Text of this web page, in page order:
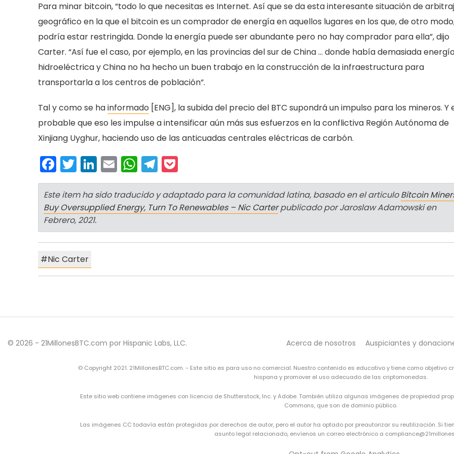
Para minar bitcoin, “todo lo que necesitas es Internet. Así que se da esta interesante situación de
geográfico en la que el bitcoin es un comprador de energía en aquellos lugares en los que, de otro
podría estar restringida. Donde la energía puede ser abundante pero no hay comprador para ella”, dijo
Carter. “Así fue el caso, por ejemplo, en las provincias del sur de China … donde había demasiada
hidroeléctrica y China no ha hecho un buen trabajo en la construcción de la infraestructura para
transportarla a los centros de población”.
Tal y como se hainformado [ENG], la subida del precio del BTC supondrá un impulso para los mineros. Y
probable que eso les impulse a intensificar aún más sus esfuerzos en la conflictiva Región Autónoma de
Xinjiang Uyghur, haciendo uso de las anticuadas centrales eléctricas de carbón.
Facebook
Twitter
LinkedIn
EmailWhatsApp
Telegram
Este item ha sido traducido y adaptado para la comunidad latina, basado en el articuloBitcoin
Buy Oversupplied Energy, Turn To Renewables – Nic Carterpublicado por Jaroslaw Adamowski en
Febrero, 2021.
Nic Carter
© 2026 - 21MillonesBTC.com por Hispanic Labs, LLC. Acerca de nosotros Auspiciantes y
© Copyright 2021. 21MillonesBTC.com. - Este sitio es para uso no comercial. Nuestro contenido es educativo y tiene como
hispana y promover el uso adecuado de las criptomonedas.
Este sitio web contiene imágenes con licencia de Shutterstock, Inc. y Adobe. También utiliza algunas imágenes de propiedad
Commons, que son de dominio público.
Las imágenes CC todavía están protegidas por derechos de autor, pero el autor ha optado por preautorizar su reutilización. Si
asunto legal relacionado, envíenos un correo electrónico a